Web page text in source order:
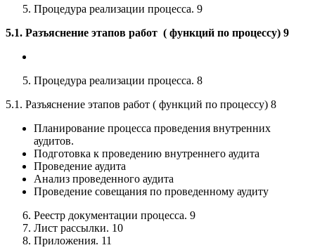
Процедура реализации процесса. 9
5.1. Разъяснение этапов работ ( функций по процессу) 9
Процедура реализации процесса. 8
5.1. Разъяснение этапов работ ( функций по процессу) 8
Планирование процесса проведения внутренних
аудитов.
Подготовка к проведению внутреннего аудита
Проведение аудита
Анализ проведенного аудита
Проведение совещания по проведенному аудиту
Реестр документации процесса. 9
Лист рассылки. 10
Приложения. 11